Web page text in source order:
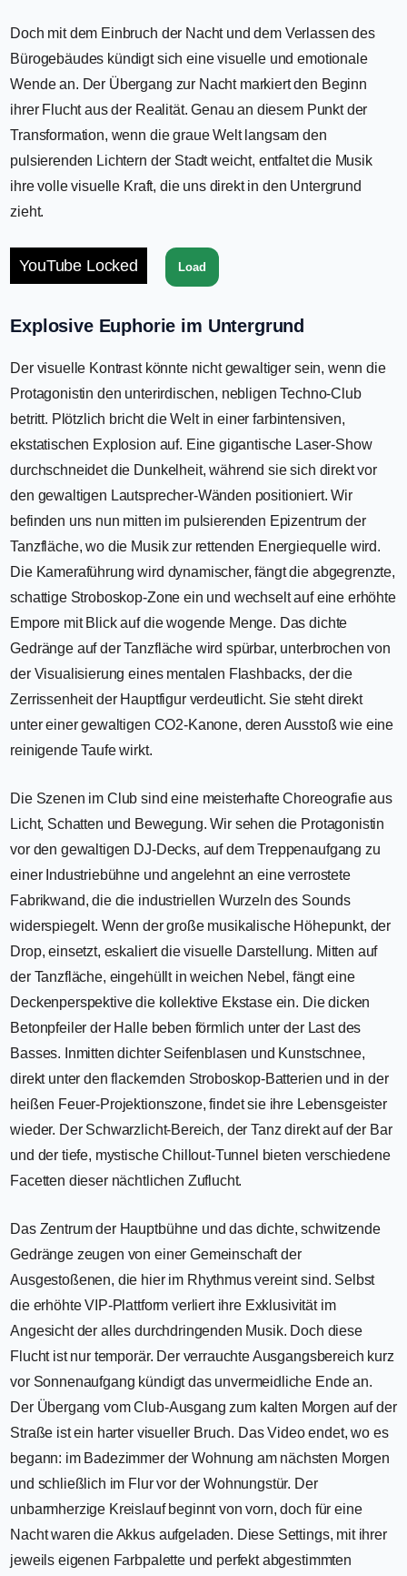
Doch mit dem Einbruch der Nacht und dem Verlassen des
Bürogebäudes kündigt sich eine visuelle und emotionale
Wende an. Der Übergang zur Nacht markiert den Beginn
ihrer Flucht aus der Realität. Genau an diesem Punkt der
Transformation, wenn die graue Welt langsam den
pulsierenden Lichtern der Stadt weicht, entfaltet die Musik
ihre volle visuelle Kraft, die uns direkt in den Untergrund
zieht.
YouTube Locked Load
Explosive Euphorie im Untergrund
Der visuelle Kontrast könnte nicht gewaltiger sein, wenn die
Protagonistin den unterirdischen, nebligen Techno-Club
betritt. Plötzlich bricht die Welt in einer farbintensiven,
ekstatischen Explosion auf. Eine gigantische Laser-Show
durchschneidet die Dunkelheit, während sie sich direkt vor
den gewaltigen Lautsprecher-Wänden positioniert. Wir
befinden uns nun mitten im pulsierenden Epizentrum der
Tanzfläche, wo die Musik zur rettenden Energiequelle wird.
Die Kameraführung wird dynamischer, fängt die abgegrenzte,
schattige Stroboskop-Zone ein und wechselt auf eine erhöhte
Empore mit Blick auf die wogende Menge. Das dichte
Gedränge auf der Tanzfläche wird spürbar, unterbrochen von
der Visualisierung eines mentalen Flashbacks, der die
Zerrissenheit der Hauptfigur verdeutlicht. Sie steht direkt
unter einer gewaltigen CO2-Kanone, deren Ausstoß wie eine
reinigende Taufe wirkt.
Die Szenen im Club sind eine meisterhafte Choreografie aus
Licht, Schatten und Bewegung. Wir sehen die Protagonistin
vor den gewaltigen DJ-Decks, auf dem Treppenaufgang zu
einer Industriebühne und angelehnt an eine verrostete
Fabrikwand, die die industriellen Wurzeln des Sounds
widerspiegelt. Wenn der große musikalische Höhepunkt, der
Drop, einsetzt, eskaliert die visuelle Darstellung. Mitten auf
der Tanzfläche, eingehüllt in weichen Nebel, fängt eine
Deckenperspektive die kollektive Ekstase ein. Die dicken
Betonpfeiler der Halle beben förmlich unter der Last des
Basses. Inmitten dichter Seifenblasen und Kunstschnee,
direkt unter den flackernden Stroboskop-Batterien und in der
heißen Feuer-Projektionszone, findet sie ihre Lebensgeister
wieder. Der Schwarzlicht-Bereich, der Tanz direkt auf der Bar
und der tiefe, mystische Chillout-Tunnel bieten verschiedene
Facetten dieser nächtlichen Zuflucht.
Das Zentrum der Hauptbühne und das dichte, schwitzende
Gedränge zeugen von einer Gemeinschaft der
Ausgestoßenen, die hier im Rhythmus vereint sind. Selbst
die erhöhte VIP-Plattform verliert ihre Exklusivität im
Angesicht der alles durchdringenden Musik. Doch diese
Flucht ist nur temporär. Der verrauchte Ausgangsbereich kurz
vor Sonnenaufgang kündigt das unvermeidliche Ende an.
Der Übergang vom Club-Ausgang zum kalten Morgen auf der
Straße ist ein harter visueller Bruch. Das Video endet, wo es
begann: im Badezimmer der Wohnung am nächsten Morgen
und schließlich im Flur vor der Wohnungstür. Der
unbarmherzige Kreislauf beginnt von vorn, doch für eine
Nacht waren die Akkus aufgeladen. Diese Settings, mit ihrer
jeweils eigenen Farbpalette und perfekt abgestimmten